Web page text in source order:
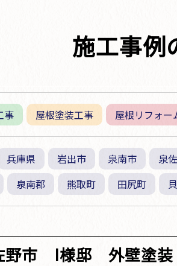
施工事例
事 屋根塗装工事 屋根リフォー
兵庫県 岩出市 泉南市 泉
泉南郡 熊取町 田尻町
野市 I様邸 外壁塗装